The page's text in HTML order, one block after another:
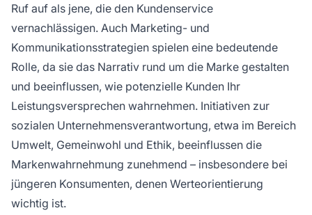
Ruf auf als jene, die den Kundenservice
vernachlässigen. Auch Marketing- und
Kommunikationsstrategien spielen eine bedeutende
Rolle, da sie das Narrativ rund um die Marke gestalten
und beeinflussen, wie potenzielle Kunden Ihr
Leistungsversprechen wahrnehmen. Initiativen zur
sozialen Unternehmensverantwortung, etwa im Bereich
Umwelt, Gemeinwohl und Ethik, beeinflussen die
Markenwahrnehmung zunehmend – insbesondere bei
jüngeren Konsumenten, denen Werteorientierung
wichtig ist.